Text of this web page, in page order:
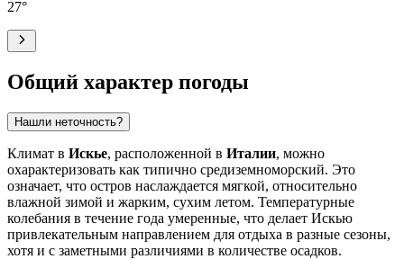
27°
Общий характер погоды
Нашли неточность?
Климат в Искье, расположенной в Италии, можно
охарактеризовать как типично средиземноморский. Это
означает, что остров наслаждается мягкой, относительно
влажной зимой и жарким, сухим летом. Температурные
колебания в течение года умеренные, что делает Искью
привлекательным направлением для отдыха в разные сезоны,
хотя и с заметными различиями в количестве осадков.